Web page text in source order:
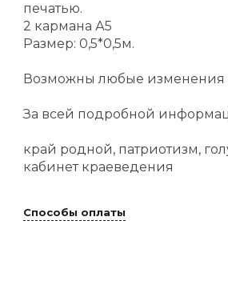
печатью.
2 кармана А5
Размер: 0,5*0,5м.
Возможны любые изменения
За всей подробной
край родной, патриотизм,
кабинет краеведения
Способы оплаты